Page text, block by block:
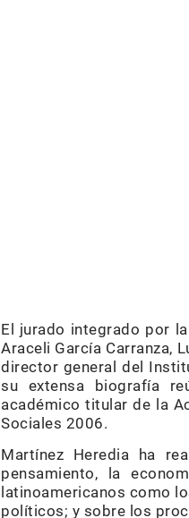
El jurado integrado por
Araceli García Carranza,
director general del
su extensa biografía
académico titular de la
Sociales 2006.
Martínez Heredia ha
pensamiento, la
latinoamericanos como
políticos; y sobre los